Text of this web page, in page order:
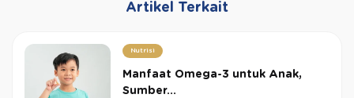
Artikel Terkait
Nutrisi
Manfaat Omega-3 untuk Anak,
Sumber...